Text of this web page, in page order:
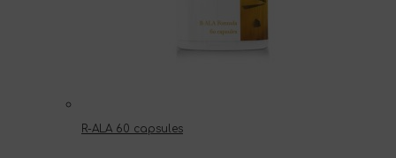
R-ALA 60 capsules